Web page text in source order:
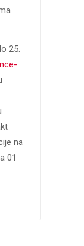
25.
na
01